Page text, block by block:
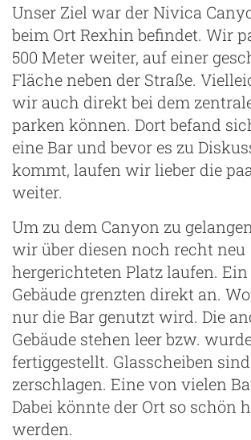
Unser Ziel war der Nivica
beim Ort Rexhin befindet. Wir
500 Meter weiter, auf einer
Fläche neben der Straße.
wir auch direkt bei dem
parken können. Dort befand
eine Bar und bevor es zu
kommt, laufen wir lieber die
weiter.
Um zu dem Canyon zu
wir über diesen noch recht neu
hergerichteten Platz laufen.
Gebäude grenzten direkt an.
nur die Bar genutzt wird. Die
Gebäude stehen leer bzw.
fertiggestellt. Glasscheiben
zerschlagen. Eine von vielen
Dabei könnte der Ort so schön
werden.